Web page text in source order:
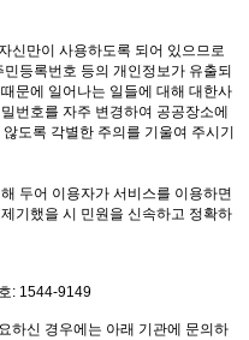
신만이 사용하도록 되어 있으므로
등록번호 등의 개인정보가 유출되
문에 일어나는 일들에 대해 대한사
번호를 자주 변경하여 공공장소에
도록 각별한 주의를 기울여 주시기
두어 이용자가 서비스를 이용하면
기했을 시 민원을 신속하고 정확하
: 1544-9149
하신 경우에는 아래 기관에 문의하